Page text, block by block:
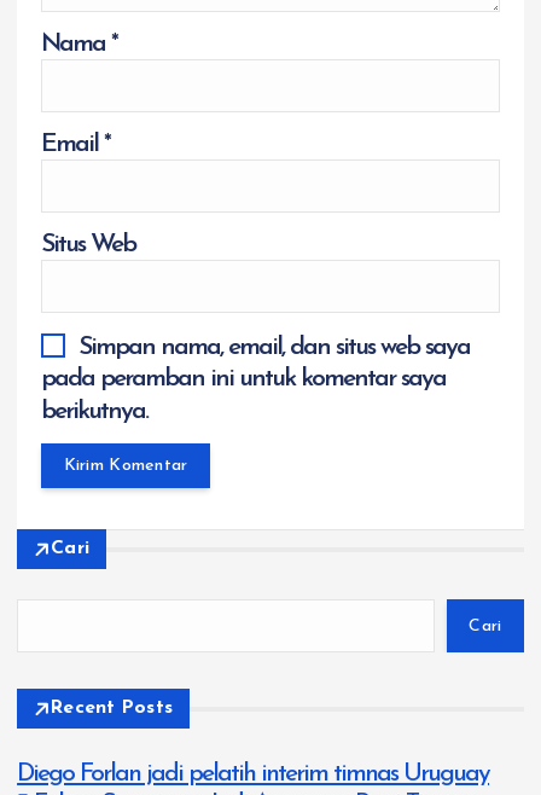
Nama *
Email *
Situs Web
Simpan nama, email, dan situs web saya
pada peramban ini untuk komentar saya
berikutnya.
Cari
Cari
Recent Posts
Diego Forlan jadi pelatih interim timnas Uruguay